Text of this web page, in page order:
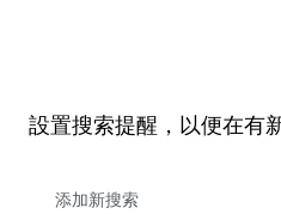
設置搜索提醒，以便在有